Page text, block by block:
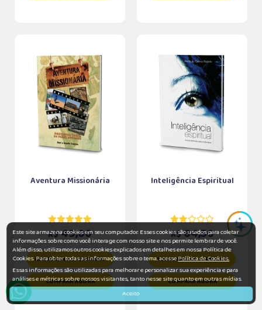
Aventura Missionária
R$49,00
ADICIONAR AO CARRINHO
COMPRAR AGORA
Inteligência Espiritual
R$64,50
ADICIONAR AO CARRINHO
COMPRAR AGORA
Este site armazena cookies em seu computador. Esses cookies são usados para coletar
informações sobre como você interage com nosso site e nos permite lembrar de você.
Além disso, utilizamos outros cookies explicados em detalhes em nossa Política de
Cookies. Para obter todas as informações sobre o tema, acessePolítica de Cookies.
Essas informações são utilizadas para melhorar e personalizar sua experiência e para
análises e métricas sobre nossos visitantes, tanto nesse site quanto em outras mídias.
Aceito